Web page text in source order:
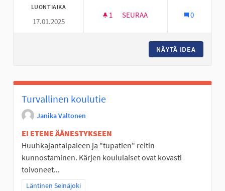
LUONTIAIKA
17.01.2025
1 1 SEURAAJA
SEURAA 0
NÄYTÄ IDEA
Turvallinen koulutie
Janika Valtonen
EI ETENE ÄÄNESTYKSEEN
Huuhkajantaipaleen ja "tupatien" reitin
kunnostaminen. Kärjen koululaiset ovat kovasti
toivoneet...
Rajaa tulokset teeman mukaan: Läntinen Seinäjoki
Läntinen Seinäjoki